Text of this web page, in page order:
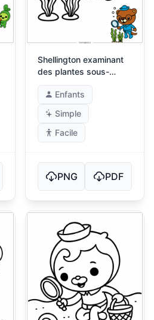
Shellington examinant
des plantes sous-
marines
Enfants
Simple
Facile
PNG PDF